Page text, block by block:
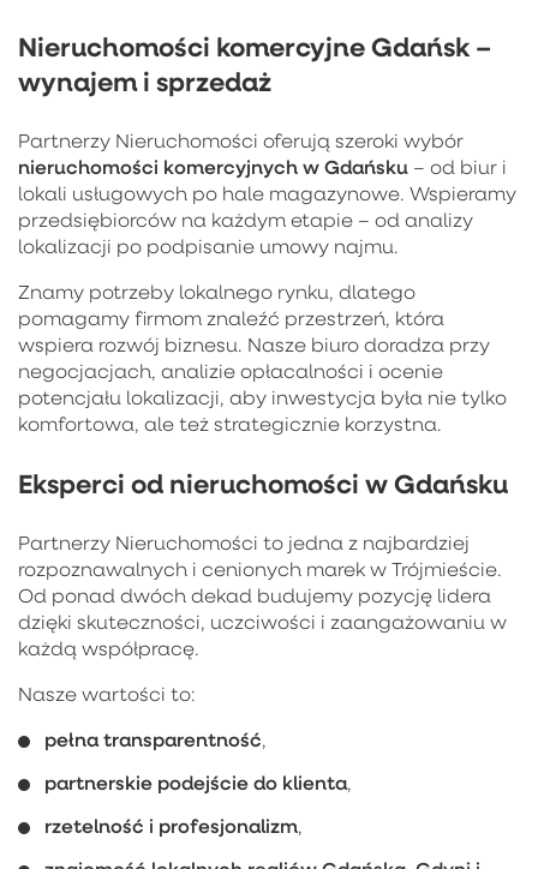
Nieruchomości komercyjne Gdańsk –
wynajem i sprzedaż
Partnerzy Nieruchomości oferują szeroki wybór
nieruchomości komercyjnych w Gdańsku – od biur i
lokali usługowych po hale magazynowe. Wspieramy
przedsiębiorców na każdym etapie – od analizy
lokalizacji po podpisanie umowy najmu.
Znamy potrzeby lokalnego rynku, dlatego
pomagamy firmom znaleźć przestrzeń, która
wspiera rozwój biznesu. Nasze biuro doradza przy
negocjacjach, analizie opłacalności i ocenie
potencjału lokalizacji, aby inwestycja była nie tylko
komfortowa, ale też strategicznie korzystna.
Eksperci od nieruchomości w Gdańsku
Partnerzy Nieruchomości to jedna z najbardziej
rozpoznawalnych i cenionych marek w Trójmieście.
Od ponad dwóch dekad budujemy pozycję lidera
dzięki skuteczności, uczciwości i zaangażowaniu w
każdą współpracę.
Nasze wartości to:
pełna transparentność,
partnerskie podejście do klienta,
rzetelność i profesjonalizm,